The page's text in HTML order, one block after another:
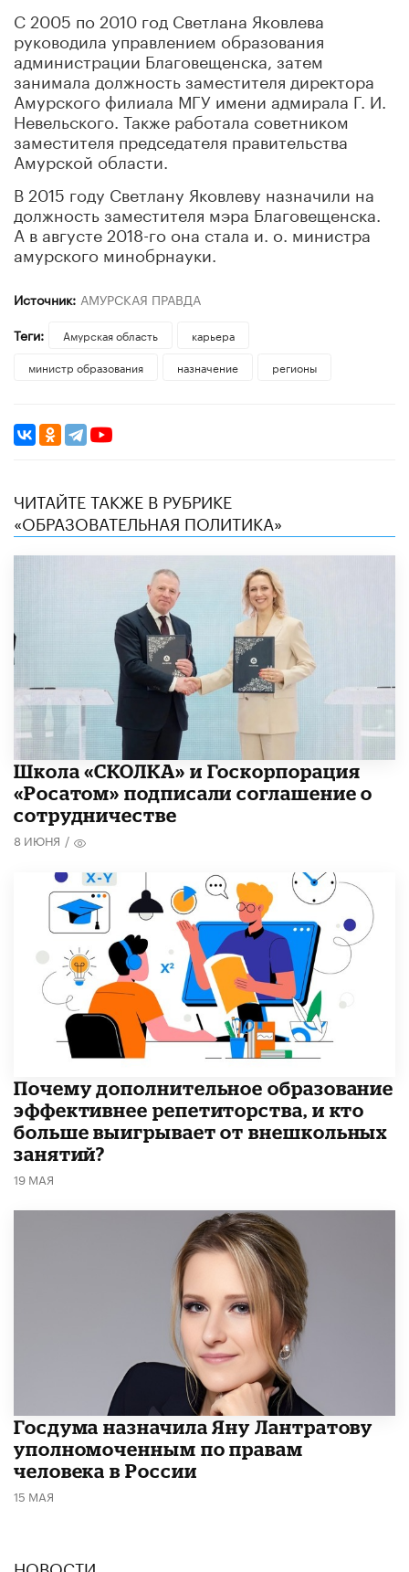
С 2005 по 2010 год Светлана Яковлева
руководила управлением образования
администрации Благовещенска, затем
занимала должность заместителя директора
Амурского филиала МГУ имени адмирала Г. И.
Невельского. Также работала советником
заместителя председателя правительства
Амурской области.
В 2015 году Светлану Яковлеву назначили на
должность заместителя мэра Благовещенска.
А в августе 2018-го она стала и. о. министра
амурского минобрнауки.
Источник: АМУРСКАЯ ПРАВДА
Теги:
Амурская область
карьера
министр образования
назначение регионы
ЧИТАЙТЕ ТАКЖЕ В РУБРИКЕ
«ОБРАЗОВАТЕЛЬНАЯ ПОЛИТИКА»
Школа «СКОЛКА» и Госкорпорация
«Росатом» подписали соглашение о
сотрудничестве
8 ИЮНЯ /
​Почему дополнительное образование
эффективнее репетиторства, и кто
больше выигрывает от внешкольных
занятий?
19 МАЯ
Госдума назначила Яну Лантратову
уполномоченным по правам
человека в России
15 МАЯ
НОВОСТИ